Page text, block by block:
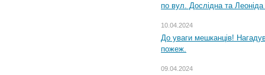
по вул. Дослідна та Леоніда
10.04.2024
До уваги мешканців!
пожеж.
09.04.2024